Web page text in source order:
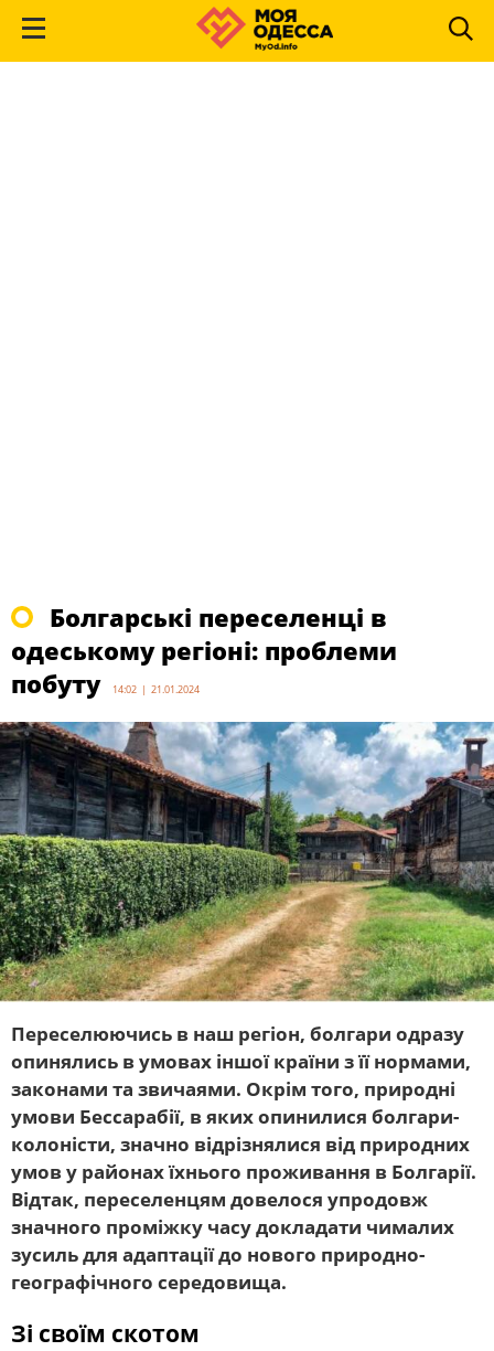
Болгарські переселенці в
одеському регіоні: проблеми
побуту
14:02 | 21.01.2024
Переселюючись в наш регіон, болгари одразу
опинялись в умовах іншої країни з її нормами,
законами та звичаями. Окрім того, природні
умови Бессарабії, в яких опинилися болгари-
колоністи, значно відрізнялися від природних
умов у районах їхнього проживання в Болгарії.
Відтак, переселенцям довелося упродовж
значного проміжку часу докладати чималих
зусиль для адаптації до нового природно-
географічного середовища.
Зі своїм скотом